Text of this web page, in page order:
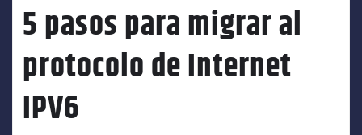
5 pasos para migrar al
protocolo de Internet
IPV6